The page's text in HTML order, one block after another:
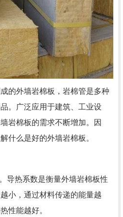
的外墙岩棉板，岩棉管是多种
。广泛应用于建筑、工业设
岩棉板的需求不断增加。因
什么是好的外墙岩棉板。
导热系数是衡量外墙岩棉板性
小，通过材料传递的能量越
性能越好。